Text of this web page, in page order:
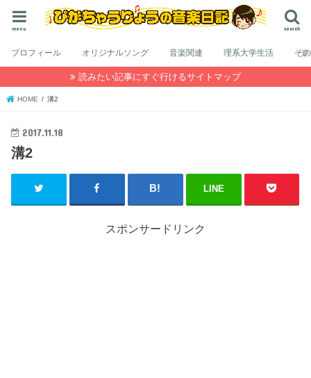
search
menu
プロフィール オリジナルソング 音楽関連 理系大学生活 そ
読みたい記事にすぐ行けるサイトマップ
HOME 溝2
2017.11.18
溝2
LINE
スポンサードリンク